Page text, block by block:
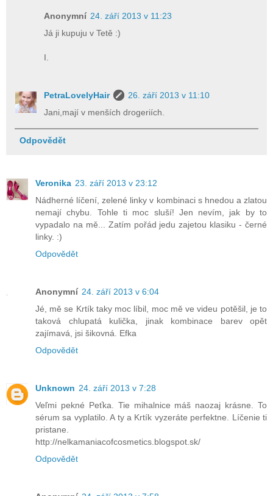
Anonymní 24. září 2013 v 11:23
Já ji kupuju v Tetě :)
I.
PetraLovelyHair
26. září 2013 v 11:10
Jani,mají v menších drogeriích.
Odpovědět
Veronika 23. září 2013 v 23:12
Nádherné líčení, zelené linky v kombinaci s hnedou a zlatou
nemají chybu. Tohle ti moc sluší! Jen nevím, jak by to
vypadalo na mě... Zatím pořád jedu zajetou klasiku - černé
linky. :)
Odpovědět
Anonymní 24. září 2013 v 6:04
Jé, mě se Krtík taky moc líbil, moc mě ve videu potěšil, je to
taková chlupatá kulička, jinak kombinace barev opět
zajímavá, jsi šikovná. Efka
Odpovědět
Unknown 24. září 2013 v 7:28
Veľmi pekné Peťka. Tie mihalnice máš naozaj krásne. To
sérum sa vyplatilo. A ty a Krtík vyzeráte perfektne. Líčenie ti
pristane.
http://nelkamaniacofcosmetics.blogspot.sk/
Odpovědět